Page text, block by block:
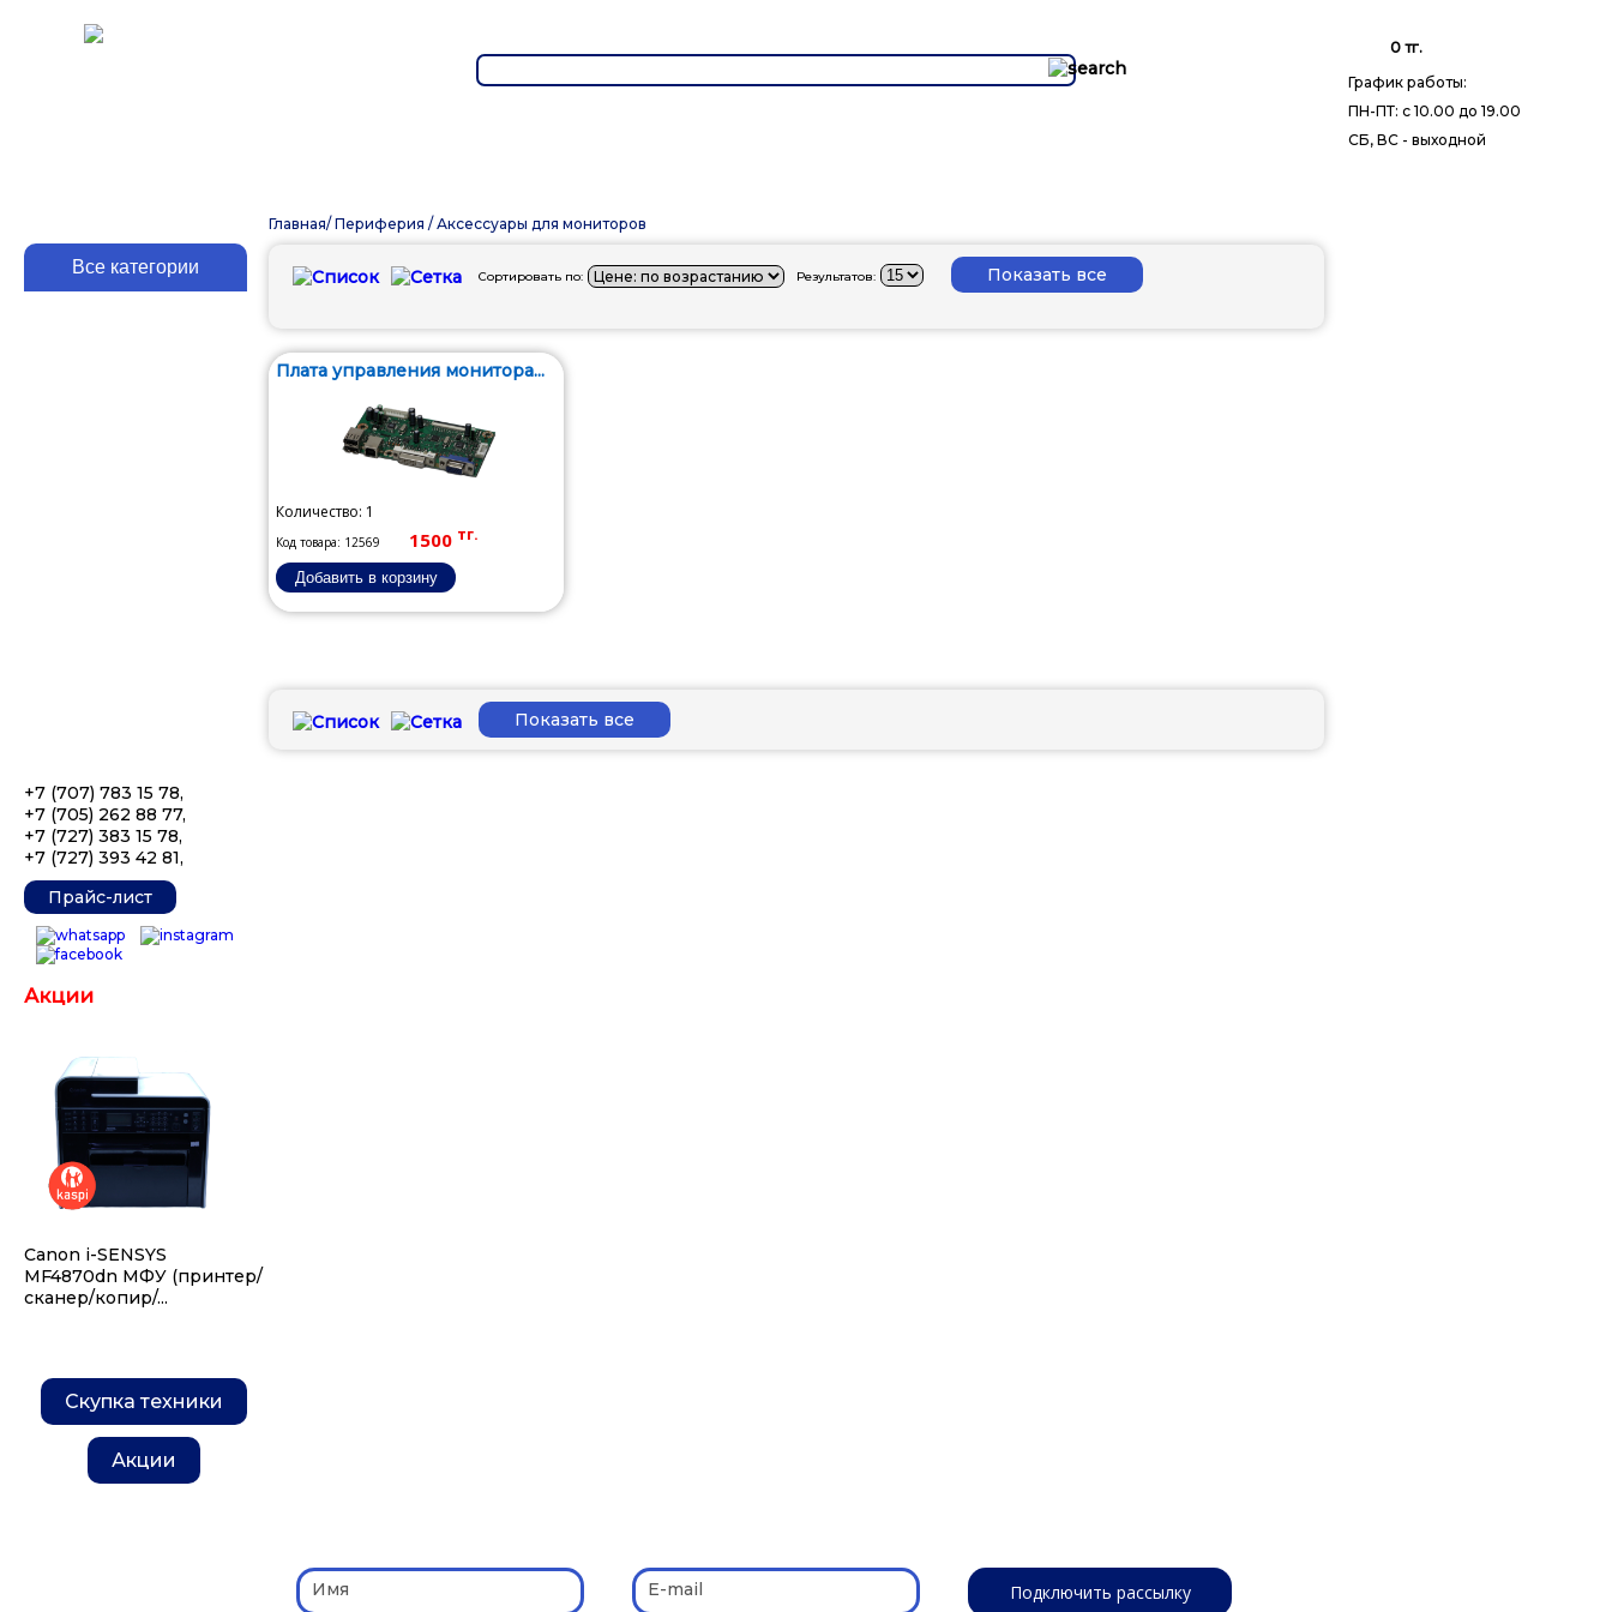
0 тг.
График работы:
ПН-ПТ: с 10.00 до 19.00
СБ, ВС - выходной
Главная/ Периферия / Аксессуары для мониторов
Сортировать по: Результатов:
Плата управления монитора...
Количество: 1
Код товара: 12569 1500 тг.
+7 (707) 783 15 78,
+7 (705) 262 88 77,
+7 (727) 383 15 78,
+7 (727) 393 42 81,
Прайс-лист
Акции
Canon i-SENSYS
MF4870dn МФУ (принтер/
сканер/копир/...
Скупка техники
Акции